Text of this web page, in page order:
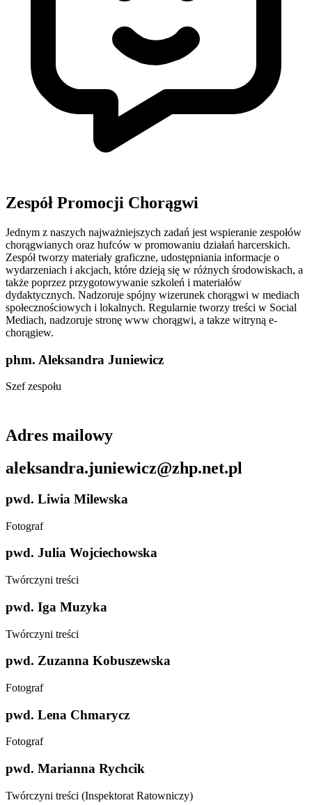
Zespół Promocji Chorągwi
Jednym z naszych najważniejszych zadań jest wspieranie zespołów
chorągwianych oraz hufców w promowaniu działań harcerskich.
Zespół tworzy materiały graficzne, udostępniania informacje o
wydarzeniach i akcjach, które dzieją się w różnych środowiskach, a
także poprzez przygotowywanie szkoleń i materiałów
dydaktycznych. ​​​​​​​Nadzoruje spójny wizerunek chorągwi w mediach
społecznościowych i lokalnych. Regularnie tworzy treści w Social
Mediach, nadzoruje stronę www chorągwi, a takze witryną e-
chorągiew.
phm. Aleksandra Juniewicz
Szef zespołu
Adres mailowy
aleksandra.juniewicz@zhp.net.pl
pwd. Liwia Milewska
Fotograf
pwd. Julia Wojciechowska
Twórczyni treści
pwd. Iga Muzyka
Twórczyni treści
pwd. Zuzanna Kobuszewska
Fotograf
pwd. Lena Chmarycz
Fotograf
pwd. Marianna Rychcik
Twórczyni treści (Inspektorat Ratowniczy)